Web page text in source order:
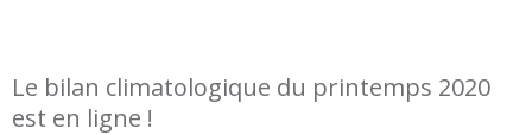
Le bilan climatologique du printemps 2020
est en ligne !